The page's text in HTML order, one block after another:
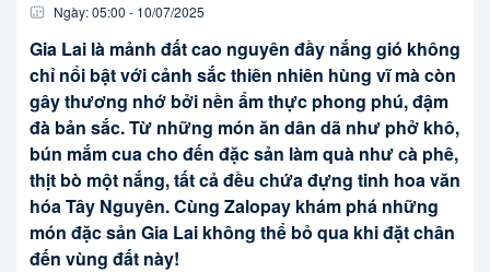
Ngày:05:00 - 10/07/2025
Gia Lai là mảnh đất cao nguyên đầy nắng gió không
chỉ nổi bật với cảnh sắc thiên nhiên hùng vĩ mà còn
gây thương nhớ bởi nền ẩm thực phong phú, đậm
đà bản sắc. Từ những món ăn dân dã như phở khô,
bún mắm cua cho đến đặc sản làm quà như cà phê,
thịt bò một nắng, tất cả đều chứa đựng tinh hoa văn
hóa Tây Nguyên. Cùng Zalopay khám phá những
món đặc sản Gia Lai không thể bỏ qua khi đặt chân
đến vùng đất này!